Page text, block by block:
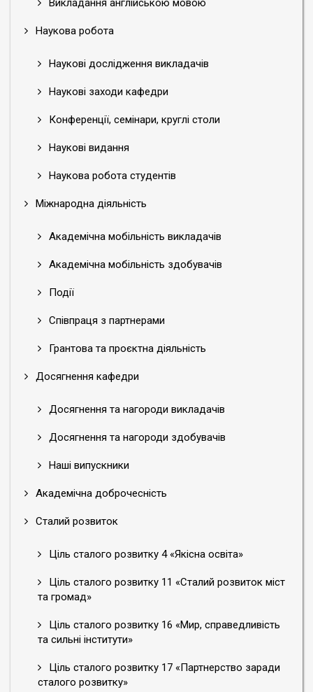
Викладання англійською мовою
Наукова робота
Наукові дослідження викладачів
Наукові заходи кафедри
Конференції, семінари, круглі столи
Наукові видання
Наукова робота студентів
Міжнародна діяльність
Академічна мобільність викладачів
Академічна мобільність здобувачів
Події
Співпраця з партнерами
Грантова та проєктна діяльність
Досягнення кафедри
Досягнення та нагороди викладачів
Досягнення та нагороди здобувачів
Наші випускники
Академічна доброчесність
Сталий розвиток
Ціль сталого розвитку 4 «Якісна освіта»
Ціль сталого розвитку 11 «Сталий розвиток міст
та громад»
Ціль сталого розвитку 16 «Мир, справедливість
та сильні інститути»
Ціль сталого розвитку 17 «Партнерство заради
сталого розвитку»